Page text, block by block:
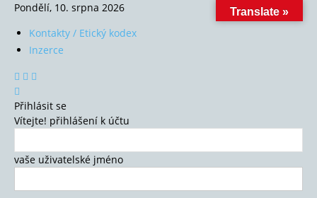
Pondělí, 10. srpna 2026
Kontakty / Etický kodex
Inzerce
Přihlásit se
Vítejte! přihlášení k účtu
vaše uživatelské jméno
Translate »